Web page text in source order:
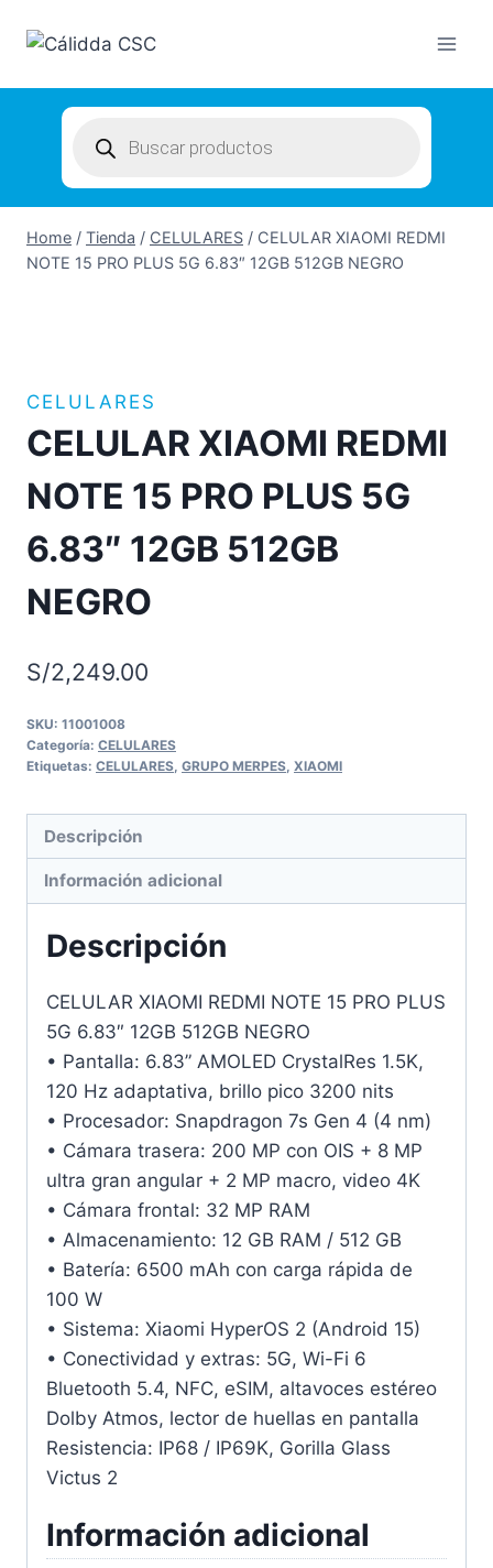
search
Home / Tienda / CELULARES / CELULAR XIAOMI REDMI
NOTE 15 PRO PLUS 5G 6.83″ 12GB 512GB NEGRO
CELULARES
CELULAR XIAOMI REDMI
NOTE 15 PRO PLUS 5G
6.83″ 12GB 512GB
NEGRO
S/2,249.00
SKU: 11001008
Categoría: CELULARES
Etiquetas: CELULARES GRUPO MERPES XIAOMI
Descripción
Información adicional
Descripción
CELULAR XIAOMI REDMI NOTE 15 PRO PLUS
5G 6.83″ 12GB 512GB NEGRO
• Pantalla: 6.83” AMOLED CrystalRes 1.5K,
120 Hz adaptativa, brillo pico 3200 nits
• Procesador: Snapdragon 7s Gen 4 (4 nm)
• Cámara trasera: 200 MP con OIS + 8 MP
ultra gran angular + 2 MP macro, video 4K
• Cámara frontal: 32 MP RAM
• Almacenamiento: 12 GB RAM / 512 GB
• Batería: 6500 mAh con carga rápida de
100 W
• Sistema: Xiaomi HyperOS 2 (Android 15)
• Conectividad y extras: 5G, Wi-Fi 6
Bluetooth 5.4, NFC, eSIM, altavoces estéreo
Dolby Atmos, lector de huellas en pantalla
Resistencia: IP68 / IP69K, Gorilla Glass
Victus 2
Información adicional